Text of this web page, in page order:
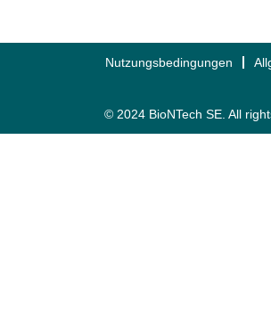
Nutzungsbedingungen
© 2024 BioNTech SE. All